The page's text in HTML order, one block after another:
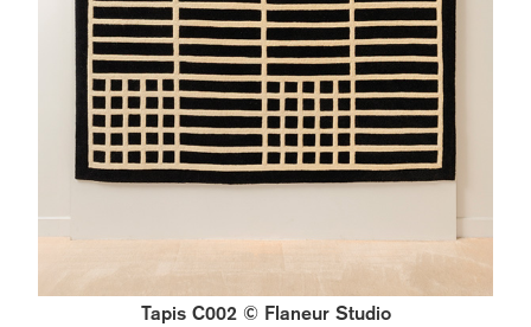
Tapis C002 © Flaneur Studio